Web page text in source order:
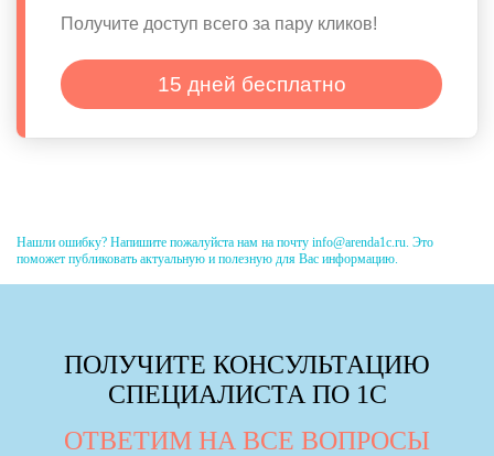
Получите доступ всего за пару кликов!
15 дней бесплатно
Нашли ошибку? Напишите пожалуйста нам на почту info@arenda1c.ru. Это
поможет публиковать актуальную и полезную для Вас информацию.
ПОЛУЧИТЕ КОНСУЛЬТАЦИЮ
СПЕЦИАЛИСТА ПО 1С
ОТВЕТИМ НА ВСЕ ВОПРОСЫ